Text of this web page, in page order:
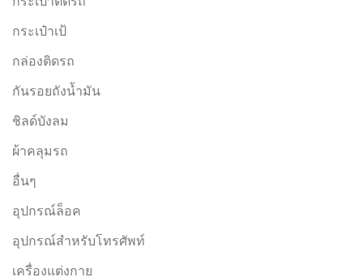
กระเป๋าเป้
กล่องติดรถ
กันรอยถังน้ำมัน
ชิลด์บังลม
ผ้าคลุมรถ
อื่นๆ
อุปกรณ์ล็อค
อุปกรณ์สำหรับโทรศัพท์
เครื่องแต่งกาย